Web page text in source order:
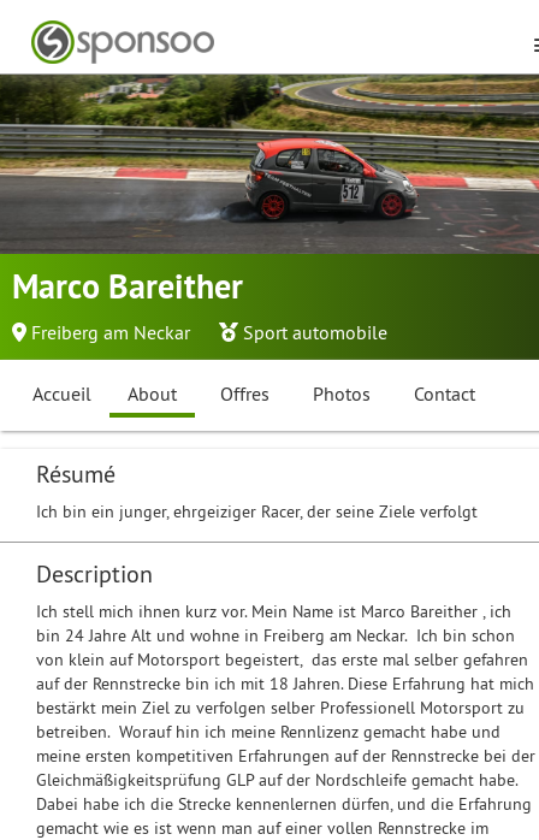
Marco Bareither
Freiberg am Neckar Sport automobile
Accueil About Offres Photos Contact
Résumé
Ich bin ein junger, ehrgeiziger Racer, der seine Ziele verfolgt
Description
Ich stell mich ihnen kurz vor. Mein Name ist Marco Bareither , ich
bin 24 Jahre Alt und wohne in Freiberg am Neckar. Ich bin schon
von klein auf Motorsport begeistert, das erste mal selber gefahren
auf der Rennstrecke bin ich mit 18 Jahren. Diese Erfahrung hat mich
bestärkt mein Ziel zu verfolgen selber Professionell Motorsport zu
betreiben. Worauf hin ich meine Rennlizenz gemacht habe und
meine ersten kompetitiven Erfahrungen auf der Rennstrecke bei der
Gleichmäßigkeitsprüfung GLP auf der Nordschleife gemacht habe.
Dabei habe ich die Strecke kennenlernen dürfen, und die Erfahrung
gemacht wie es ist wenn man auf einer vollen Rennstrecke im